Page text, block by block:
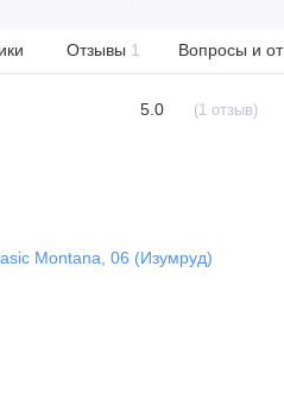
Отзывы 1 Вопросы и
5.0 (1 отзыв)